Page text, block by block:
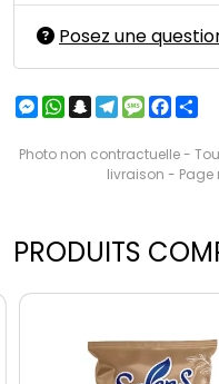
Posez une
Messenger
WhatsApp
Snapchat
Telegram
Message
Photo non contractuelle -
livraison - Page
PRODUITS